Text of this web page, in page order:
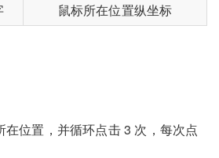
鼠标所在位置纵坐标
位置，并循环点击 3 次，每次点